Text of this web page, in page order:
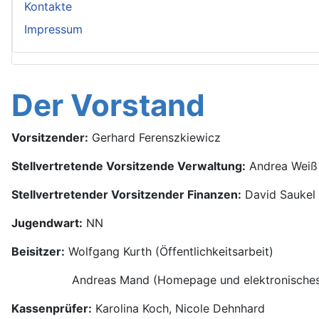
Kontakte
Impressum
Der Vorstand
Vorsitzender: Gerhard Ferenszkiewicz
Stellvertretende Vorsitzende Verwaltung: Andrea Weiß
Stellvertretender Vorsitzender Finanzen: David Saukel
Jugendwart: NN
Beisitzer: Wolfgang Kurth (Öffentlichkeitsarbeit)
Andreas Mand (Homepage und elektronisches
Kassenprüfer: Karolina Koch, Nicole Dehnhard